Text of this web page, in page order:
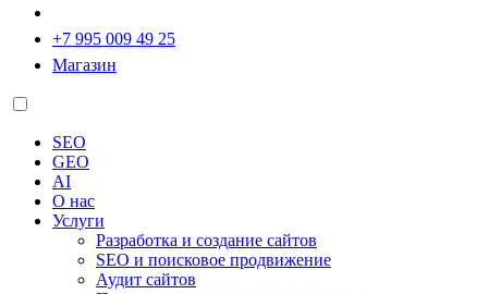
+7 995 009 49 25
Магазин
SEO
GEO
AI
О нас
Услуги
Разработка и создание сайтов
SEO и поисковое продвижение
Аудит сайтов